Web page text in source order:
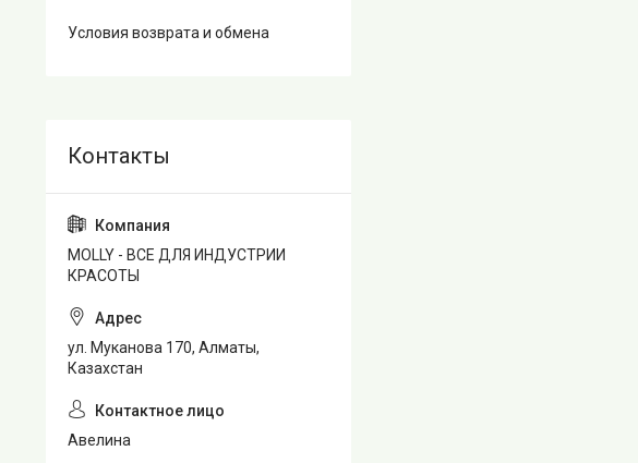
Условия возврата и обмена
MOLLY - ВСЕ ДЛЯ ИНДУСТРИИ
КРАСОТЫ
ул. Муканова 170, Алматы,
Казахстан
Авелина